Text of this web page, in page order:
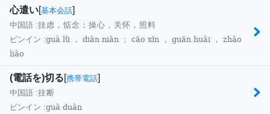
心遣い[基本会話]
中国語 :挂虑，惦念；操心，关怀，照料
ピンイン :guà lǜ ， diàn niàn ； cāo xīn ， guān huái ， zhào
liào
(電話を)切る[携帯電話]
中国語 :挂断
ピンイン :guà duàn